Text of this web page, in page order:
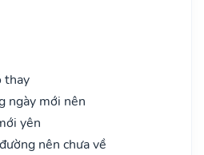
thay
ngày mới nên
yên
nên chưa về